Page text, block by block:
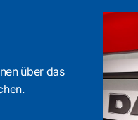
über das